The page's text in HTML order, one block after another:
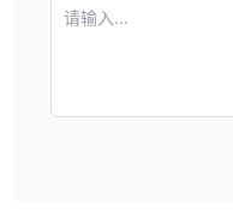
请输入...